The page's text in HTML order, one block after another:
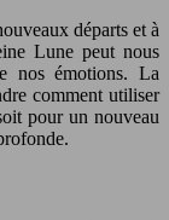
départs et à
Lune peut nous
nos émotions. La
comment utiliser
pour un nouveau